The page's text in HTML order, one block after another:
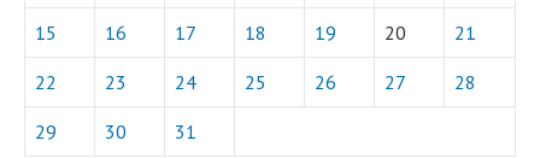
15 16 17 18 19 20 21
22 23 24 25 26 27 28
29 30 31